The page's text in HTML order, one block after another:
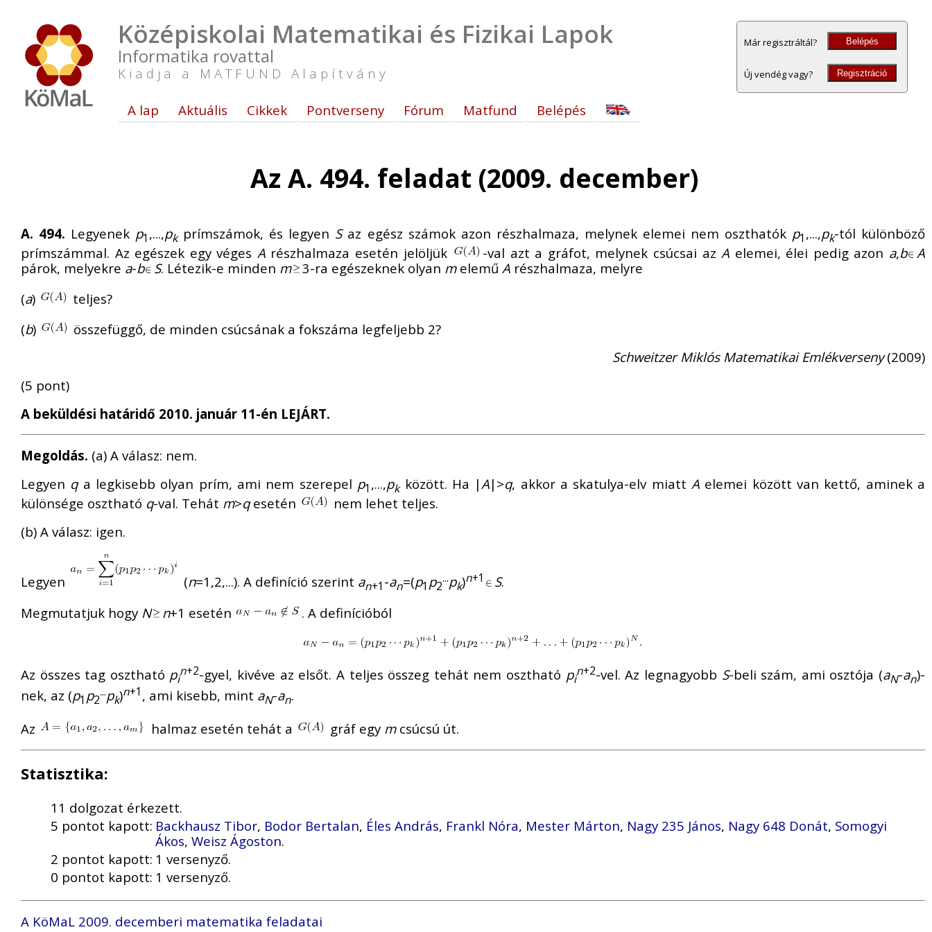
Középiskolai Matematikai és Fizikai Lapok
Informatika rovattal
Kiadja a MATFUND Alapítvány
Már regisztráltál? Belépés
Új vendég vagy? Regisztráció
A lap Aktuális Cikkek Pontverseny Fórum Matfund Belépés
Az A. 494. feladat (2009. december)
A. 494. Legyenek p1,...,pkprímszámok, és legyen Saz egész számok azon részhalmaza, melynek elemei nem oszthatók p1 ,...,pk-tól különböző
prímszámmal. Az egészek egy véges A részhalmaza esetén jelöljük -val azt a gráfot, melynek csúcsai azA elemei, élei pedig azon a,b A
párok, melyekre a-b S. Létezik-e minden m 3-ra egészeknek olyan melemű A részhalmaza, melyre
(a)
teljes?
(b)
összefüggő, de minden csúcsának a fokszáma legfeljebb 2?
Schweitzer Miklós Matematikai Emlékverseny(2009)
(5 pont)
A beküldési határidő 2010. január 11-én LEJÁRT.
Megoldás. (a) A válasz: nem.
Legyen qa legkisebb olyan prím, ami nem szerepel p1,...,pkközött. Ha |A|>q, akkor a skatulya-elv miatt Aelemei között van kettő, aminek a
különsége osztható q-val. Tehát m>qesetén
nem lehet teljes.
(b) A válasz: igen.
Legyen (n=1,2,...). A definíció szerint an+1 -an=(p1 p2
...pk)n+1 S.
Megmutatjuk hogy N n+1 esetén . A definícióból
Az összes tag osztható pi
n+2-gyel, kivéve az elsőt. A teljes összeg tehát nem osztható pi
n+2-vel. Az legnagyobb S-beli szám, ami osztója (aN-an)-
nek, az (p1 p2
...pk)n+1 , ami kisebb, mint aN-an.
Az
halmaz esetén tehát a gráf egy mcsúcsú út.
Statisztika:
11 dolgozat érkezett.
5 pontot kapott: Backhausz Tibor, Bodor Bertalan, Éles András, Frankl Nóra, Mester Márton, Nagy 235 János, Nagy 648 Donát, Somogyi
Ákos, Weisz Ágoston.
2 pontot kapott: 1 versenyző.
0 pontot kapott: 1 versenyző.
A KöMaL 2009. decemberi matematika feladatai